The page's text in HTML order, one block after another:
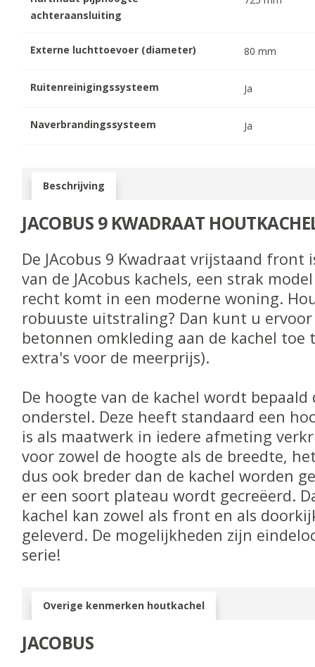
achteraansluiting
Externe luchttoevoer (diameter) 80 mm
Ruitenreinigingssysteem Ja
Naverbrandingssysteem Ja
Beschrijving
JACOBUS 9 KWADRAAT
De JAcobus 9 Kwadraat vrijstaand front
van de JAcobus kachels, een strak
recht komt in een moderne woning.
robuuste uitstraling? Dan kunt u ervoor
betonnen omkleding aan de kachel toe
extra's voor de meerprijs).
De hoogte van de kachel wordt
onderstel. Deze heeft standaard een
is als maatwerk in iedere afmeting
voor zowel de hoogte als de breedte,
dus ook breder dan de kachel worden
er een soort plateau wordt gecreëerd.
kachel kan zowel als front en als
geleverd. De mogelijkheden zijn
serie!
Overige kenmerken houtkachel
JACOBUS